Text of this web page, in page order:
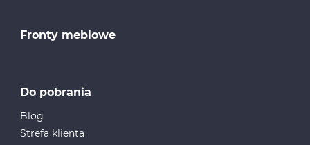
Fronty meblowe
Do pobrania
Blog
Strefa klienta